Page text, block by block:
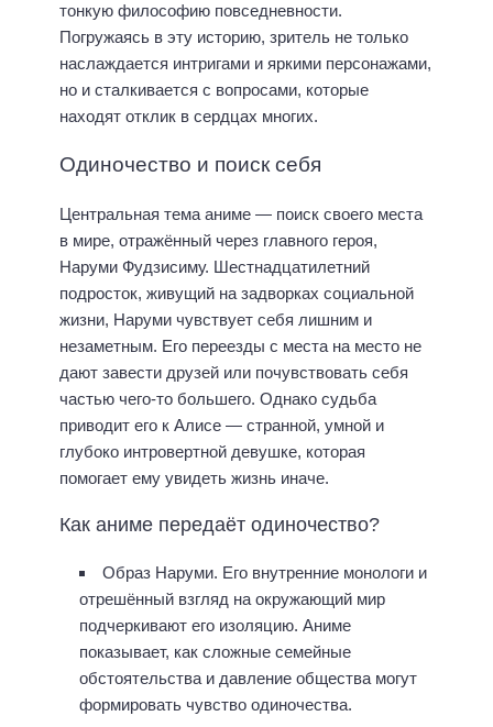
тонкую философию повседневности.
Погружаясь в эту историю, зритель не только
наслаждается интригами и яркими персонажами,
но и сталкивается с вопросами, которые
находят отклик в сердцах многих.
Одиночество и поиск себя
Центральная тема аниме — поиск своего места
в мире, отражённый через главного героя,
Наруми Фудзисиму. Шестнадцатилетний
подросток, живущий на задворках социальной
жизни, Наруми чувствует себя лишним и
незаметным. Его переезды с места на место не
дают завести друзей или почувствовать себя
частью чего-то большего. Однако судьба
приводит его к Алисе — странной, умной и
глубоко интровертной девушке, которая
помогает ему увидеть жизнь иначе.
Как аниме передаёт одиночество?
Образ Наруми. Его внутренние монологи и
отрешённый взгляд на окружающий мир
подчеркивают его изоляцию. Аниме
показывает, как сложные семейные
обстоятельства и давление общества могут
формировать чувство одиночества.